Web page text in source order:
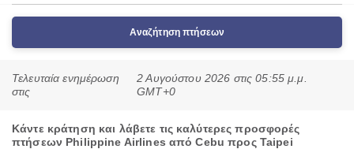
Αναζήτηση πτήσεων
Τελευταία ενημέρωση
στις
2 Αυγούστου 2026 στις 05:55 μ.μ.
GMT+0
Κάντε κράτηση και λάβετε τις καλύτερες προσφορές
πτήσεων Philippine Airlines από Cebu προς Taipei